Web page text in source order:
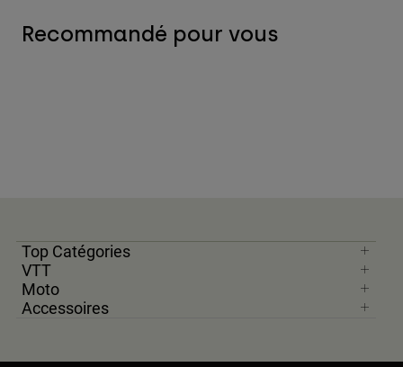
Recommandé pour vous
Top Catégories
VTT
Moto
Accessoires